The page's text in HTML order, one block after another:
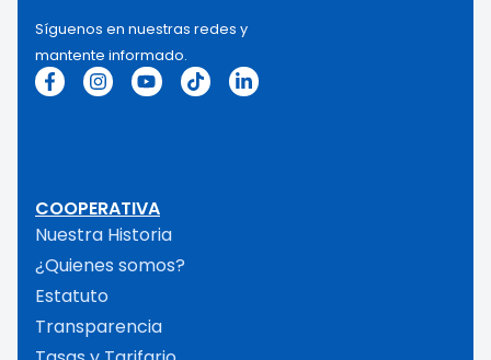
Síguenos en nuestras redes y
mantente informado.
COOPERATIVA
Nuestra Historia
¿Quienes somos?
Estatuto
Transparencia